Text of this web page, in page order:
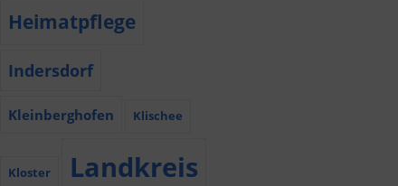
Heimatpflege
Indersdorf
Kleinberghofen Klischee
Kloster Landkreis